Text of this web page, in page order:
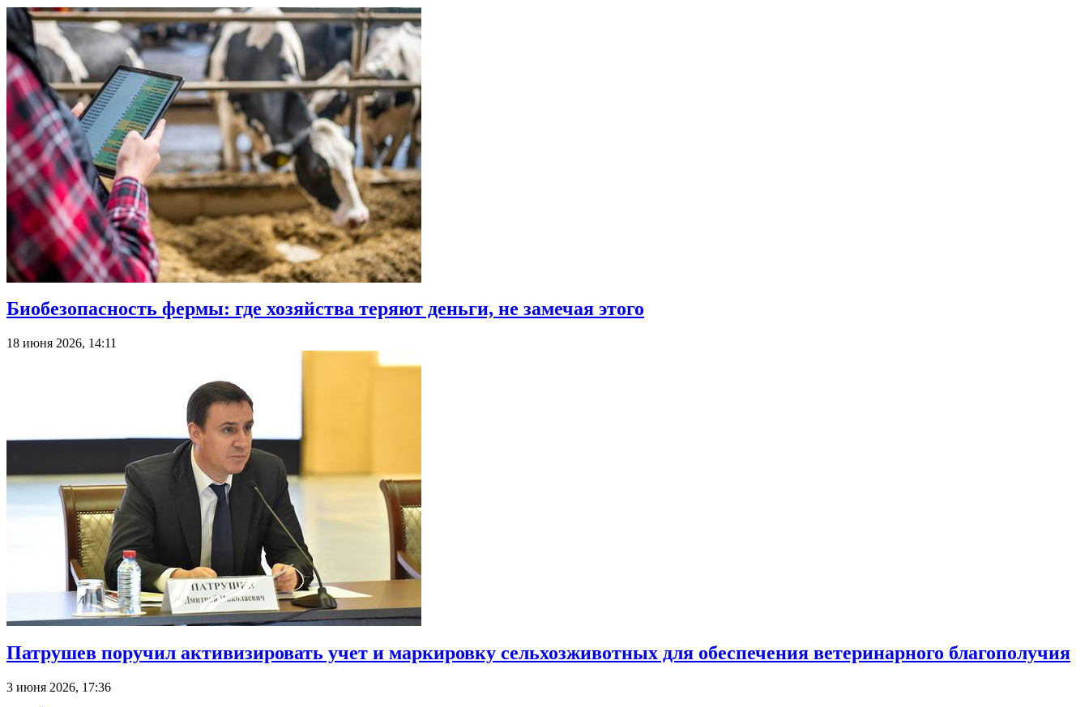
Биобезопасность фермы: где хозяйства теряют деньги, не замечая этого
18 июня 2026, 14:11
Патрушев поручил активизировать учет и маркировку сельхозживотных для обеспечения ветеринарного благополучия
3 июня 2026, 17:36